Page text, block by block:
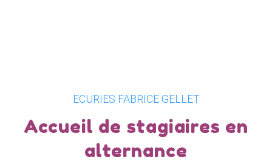
ECURIES FABRICE GELLET
Accueil de stagiaires en
alternance